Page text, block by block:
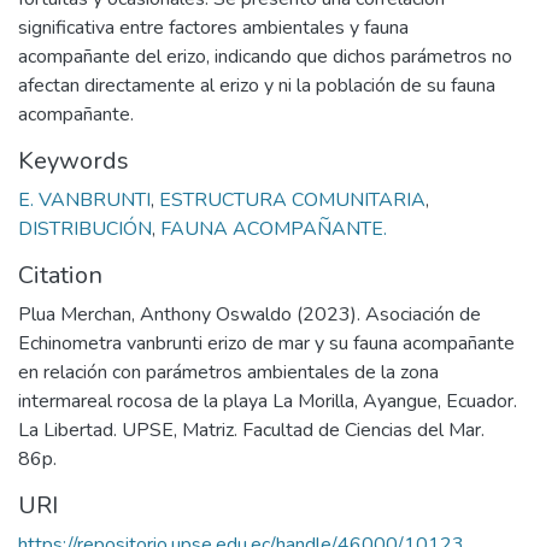
significativa entre factores ambientales y fauna
acompañante del erizo, indicando que dichos parámetros no
afectan directamente al erizo y ni la población de su fauna
acompañante.
Keywords
E. VANBRUNTI, ESTRUCTURA COMUNITARIA,
DISTRIBUCIÓN, FAUNA ACOMPAÑANTE.
Citation
Plua Merchan, Anthony Oswaldo (2023). Asociación de
Echinometra vanbrunti erizo de mar y su fauna acompañante
en relación con parámetros ambientales de la zona
intermareal rocosa de la playa La Morilla, Ayangue, Ecuador.
La Libertad. UPSE, Matriz. Facultad de Ciencias del Mar.
86p.
URI